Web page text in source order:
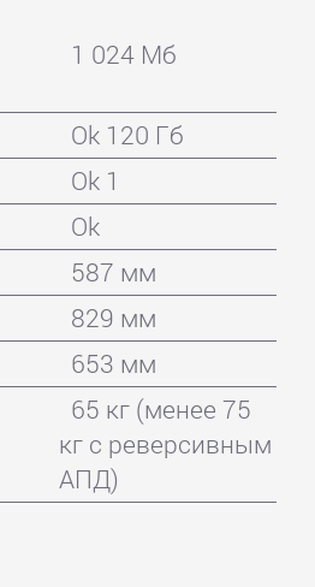
1 024 Мб
Ok 120 Гб
Ok 1
Ok
587 мм
829 мм
653 мм
65 кг (менее 75
кг с реверсивным
АПД)